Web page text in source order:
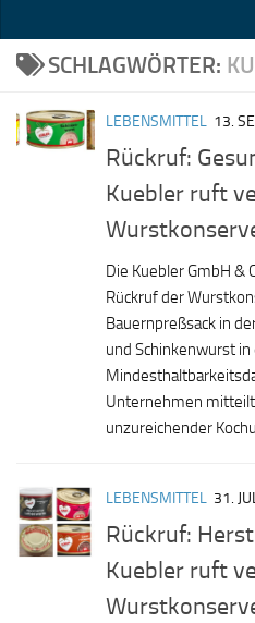
SCHLAGWÖRTER:
LEBENSMITTEL 13.
Rückruf:
Kuebler ruft
Die Kuebler GmbH &
Rückruf der
Bauernpreßsack in
und Schinkenwurst
Unternehmen
unzureichender
LEBENSMITTEL 31.
Rückruf:
Kuebler ruft